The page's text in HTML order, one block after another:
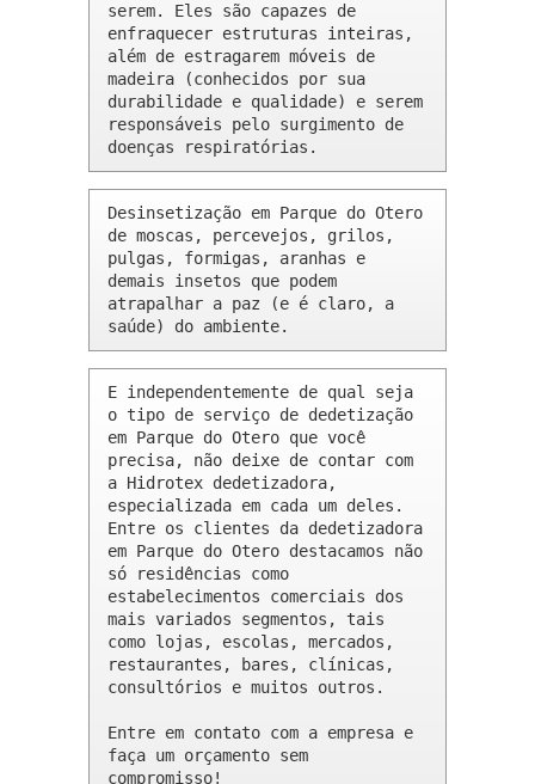
serem. Eles são capazes de
enfraquecer estruturas inteiras,
além de estragarem móveis de
madeira (conhecidos por sua
durabilidade e qualidade) e serem
responsáveis pelo surgimento de
doenças respiratórias.
Desinsetização em Parque do Otero
de moscas, percevejos, grilos,
pulgas, formigas, aranhas e
demais insetos que podem
atrapalhar a paz (e é claro, a
saúde) do ambiente.
E independentemente de qual seja
o tipo de serviço de dedetização
em Parque do Otero que você
precisa, não deixe de contar com
a Hidrotex dedetizadora,
especializada em cada um deles.
Entre os clientes da dedetizadora
em Parque do Otero destacamos não
só residências como
estabelecimentos comerciais dos
mais variados segmentos, tais
como lojas, escolas, mercados,
restaurantes, bares, clínicas,
consultórios e muitos outros.
Entre em contato com a empresa e
faça um orçamento sem
compromisso!